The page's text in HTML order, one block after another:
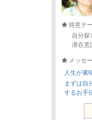
得意テ
自分探
潜在意
メッセ
人生が素
まずは自
するお手